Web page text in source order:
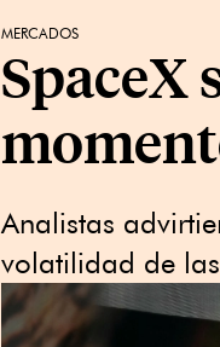
MERCADOS
SpaceX
Analistas
volatilidad de